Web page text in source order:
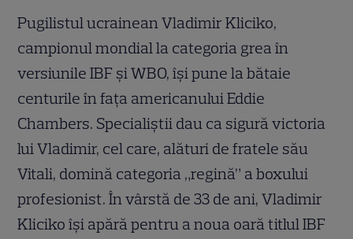
Pugilistul ucrainean Vladimir Kliciko,
campionul mondial la categoria grea în
versiunile IBF şi WBO, îşi pune la bătaie
centurile în faţa americanului Eddie
Chambers. Specialiştii dau ca sigură victoria
lui Vladimir, cel care, alături de fratele său
Vitali, domină categoria „regină” a boxului
profesionist. În vârstă de 33 de ani, Vladimir
Kliciko îşi apără pentru a noua oară titlul IBF